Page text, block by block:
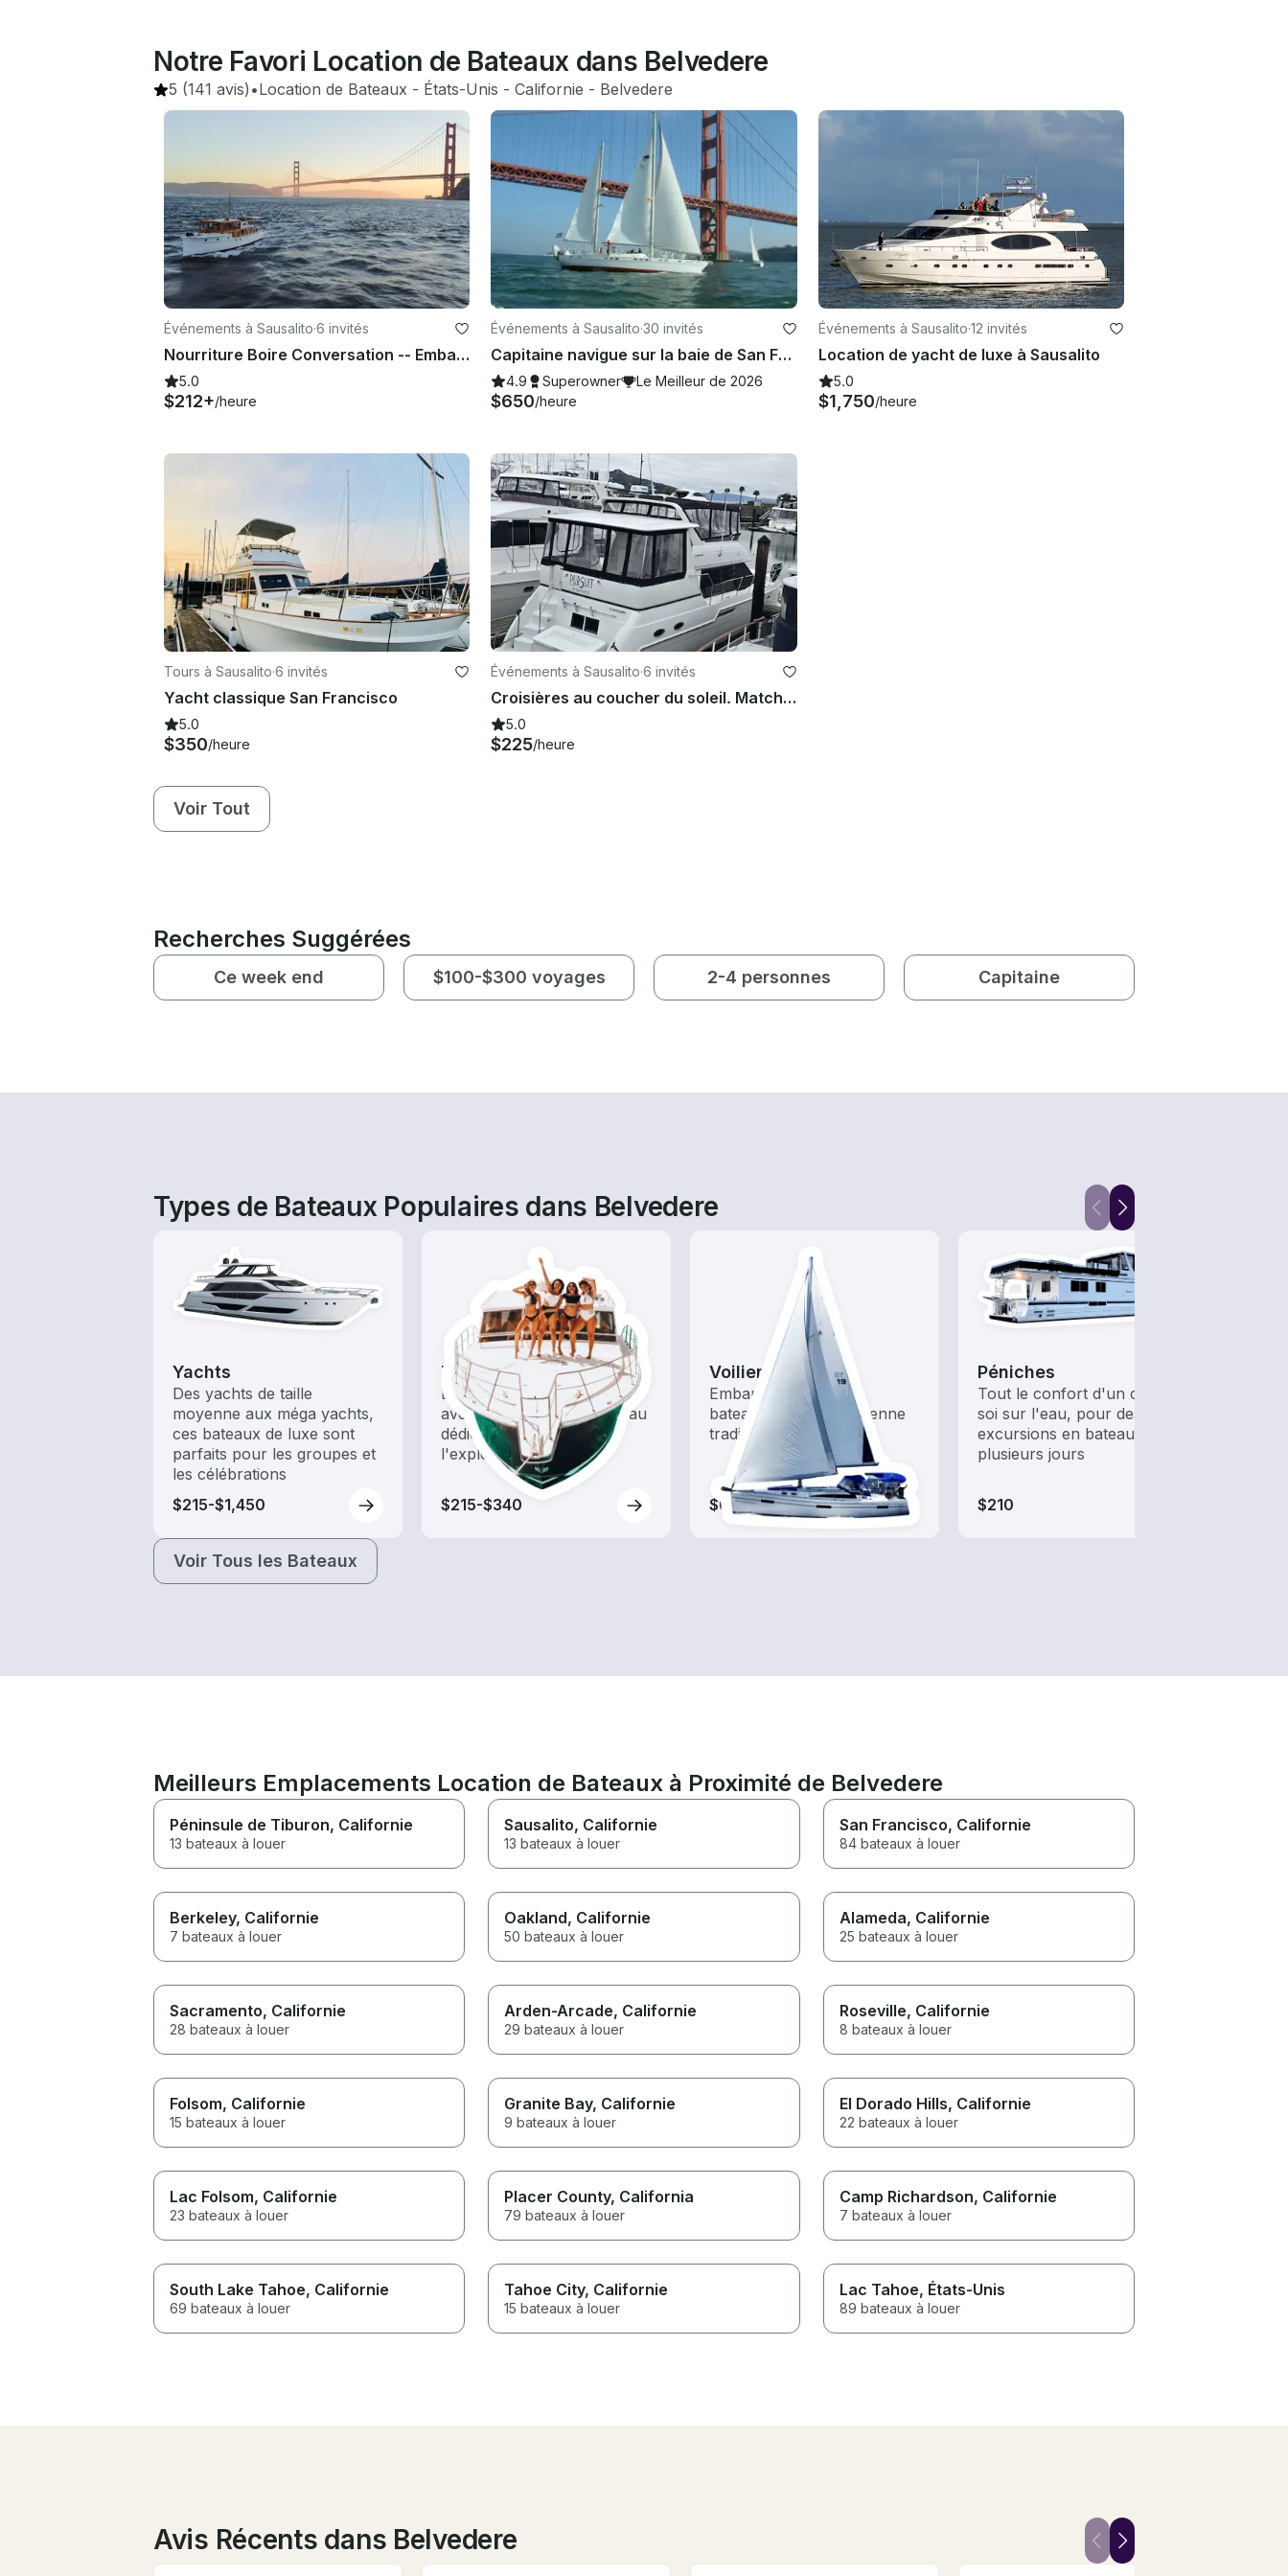
Notre Favori Location de Bateaux dans Belvedere
5 (141 avis) •Location de Bateaux - États-Unis - Californie - Belvedere
Événements à Sausalito·6 invités
Nourriture Boire Conversation -- Embarquez sur le yacht centenaire d'Union Island
5.0
$212+/heure
Événements à Sausalito·30 invités
Capitaine navigue sur la baie de San Francisco à bord du Morgan Out Island Ketch de 51'
4.9 Superowner Le Meilleur de 2026
$650/heure
Événements à Sausalito·12 invités
Location de yacht de luxe à Sausalito
5.0
$1,750/heure
Tours à Sausalito·6 invités
Yacht classique San Francisco
5.0
$350/heure
Événements à Sausalito·6 invités
Croisières au coucher du soleil. Matchs des Giants... SEMAINE DE LA FLOTTE DU 4 AU 11 OCTOBRE.
5.0
$225/heure
Voir Tout
Recherches Suggérées
Ce week end $100-$300 voyages 2-4 personnes Capitaine
Types de Bateaux Populaires dans Belvedere
Yachts
Des yachts de taille
moyenne aux méga yachts,
ces bateaux de luxe sont
parfaits pour les groupes et
les célébrations
$215-$1,450
Tours
Explorez les eaux locales
avec une location de bateau
dédiée au tourisme et à
l'exploration
$215-$340
Voiliers
Embarquez avec ces
bateaux à énergie éolienne
traditionnels
$650
Péniches
Tout le confort d'un chez-
soi sur l'eau, pour des
excursions en bateau de
plusieurs jours
$210
Voir Tous les Bateaux
Meilleurs Emplacements Location de Bateaux à Proximité de Belvedere
Péninsule de Tiburon, Californie
13 bateaux à louer
Sausalito, Californie
13 bateaux à louer
San Francisco, Californie
84 bateaux à louer
Berkeley, Californie
7 bateaux à louer
Oakland, Californie
50 bateaux à louer
Alameda, Californie
25 bateaux à louer
Sacramento, Californie
28 bateaux à louer
Arden-Arcade, Californie
29 bateaux à louer
Roseville, Californie
8 bateaux à louer
Folsom, Californie
15 bateaux à louer
Granite Bay, Californie
9 bateaux à louer
El Dorado Hills, Californie
22 bateaux à louer
Lac Folsom, Californie
23 bateaux à louer
Placer County, California
79 bateaux à louer
Camp Richardson, Californie
7 bateaux à louer
South Lake Tahoe, Californie
69 bateaux à louer
Tahoe City, Californie
15 bateaux à louer
Lac Tahoe, États-Unis
89 bateaux à louer
Avis Récents dans Belvedere